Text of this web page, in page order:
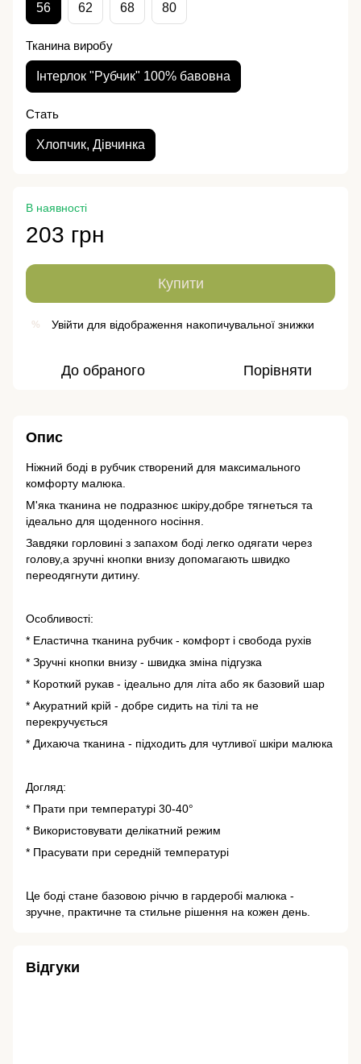
56 62 68 80
Тканина виробу
Інтерлок "Рубчик" 100% бавовна
Стать
Хлопчик, Дівчинка
В наявності
203 грн
Купити
% Увійти для відображення накопичувальної знижки
До обраного Порівняти
Опис
Ніжний боді в рубчик створений для максимального
комфорту малюка.
М'яка тканина не подразнює шкіру,добре тягнеться та
ідеально для щоденного носіння.
Завдяки горловині з запахом боді легко одягати через
голову,а зручні кнопки внизу допомагають швидко
переодягнути дитину.
Особливості:
* Еластична тканина рубчик - комфорт і свобода рухів
* Зручні кнопки внизу - швидка зміна підгузка
* Короткий рукав - ідеально для літа або як базовий шар
* Акуратний крій - добре сидить на тілі та не
перекручується
* Дихаюча тканина - підходить для чутливої шкіри малюка
Догляд:
* Прати при температурі 30-40°
* Використовувати делікатний режим
* Прасувати при середній температурі
Це боді стане базовою річчю в гардеробі малюка -
зручне, практичне та стильне рішення на кожен день.
Відгуки